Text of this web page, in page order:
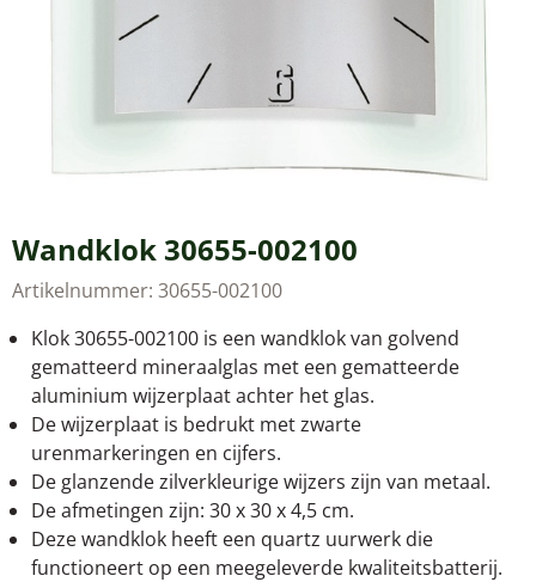
Wandklok 30655-002100
Artikelnummer: 30655-002100
Klok 30655-002100 is een wandklok van golvend
gematteerd mineraalglas met een gematteerde
aluminium wijzerplaat achter het glas.
De wijzerplaat is bedrukt met zwarte
urenmarkeringen en cijfers.
De glanzende zilverkleurige wijzers zijn van metaal.
De afmetingen zijn: 30 x 30 x 4,5 cm.
Deze wandklok heeft een quartz uurwerk die
functioneert op een meegeleverde kwaliteitsbatterij.